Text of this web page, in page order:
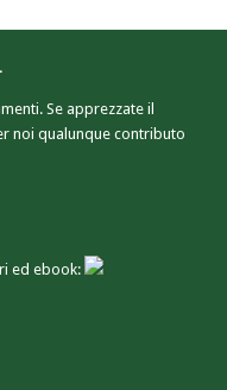
Se apprezzate il
noi qualunque contributo
ed ebook: